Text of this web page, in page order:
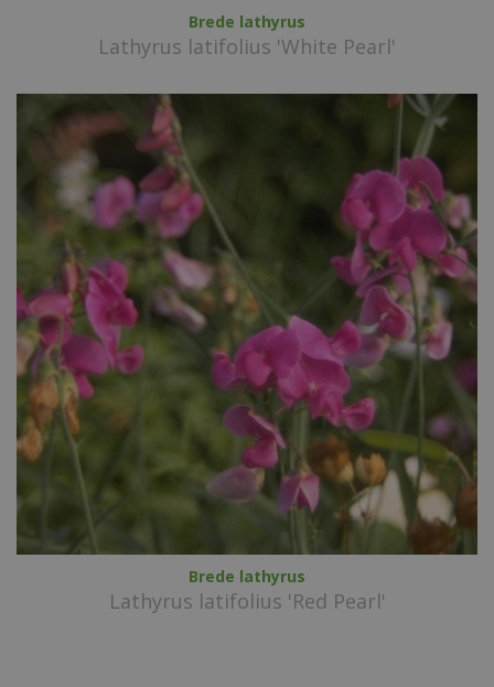
Brede lathyrus
Lathyrus latifolius 'White Pearl'
Brede lathyrus
Lathyrus latifolius 'Red Pearl'